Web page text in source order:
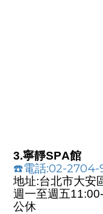
3.寧靜SPA館
☎️電話:02-2704-
地址:台北市大安
週一至週五
公休